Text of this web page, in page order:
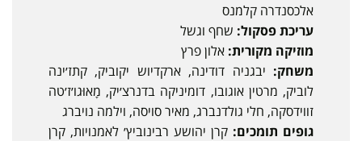
אלכסנדרה קלמנס
עריכת פסקול: שחף וגשל
מוזיקה מקורית: אלון פרץ
משחק: יבגניה דודינה, ארקדיוש יקוביק, קתז׳ינה
לוביק, מרטין אוגובו, דומיניקה בדנרצ׳יק, מָאוּגו׳ז׳טה
זווידסקה, חלי גולדנברג, מאיר סויסה, וילמה נויברג
גופים תומכים: קרן יהושע רבינוביץ׳ לאמנויות, קרן